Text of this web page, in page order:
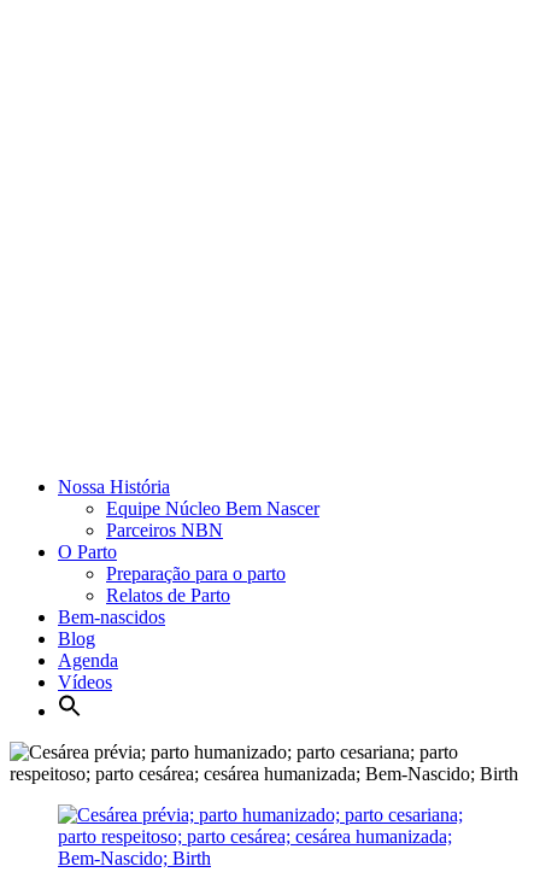
Nossa História
Equipe Núcleo Bem Nascer
Parceiros NBN
O Parto
Preparação para o parto
Relatos de Parto
Bem-nascidos
Blog
Agenda
Vídeos